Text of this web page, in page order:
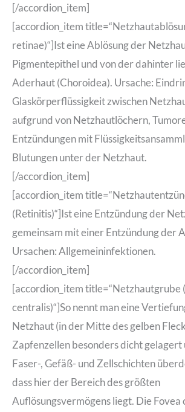
[/accordion_item]
[accordion_item
retinae)“]Ist eine Ablösung der
Pigmentepithel und von der dahinter
Aderhaut (Choroidea). Ursache:
Glaskörperflüssigkeit zwischen
aufgrund von Netzhautlöchern,
Entzündungen mit
Blutungen unter der Netzhaut.
[/accordion_item]
[accordion_item
(Retinitis)“]Ist eine Entzündung der
gemeinsam mit einer Entzündung der
Ursachen: Allgemeininfektionen.
[/accordion_item]
[accordion_item title=“Netzhautgrube
centralis)“]So nennt man eine
Netzhaut (in der Mitte des gelben
Zapfenzellen besonders dicht gelagert
Faser-, Gefäß- und Zellschichten
dass hier der Bereich des größten
Auflösungsvermögens liegt. Die Fovea